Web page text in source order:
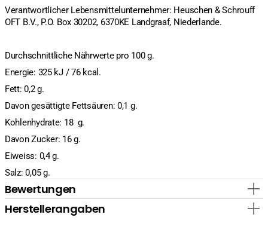
Verantwortlicher Lebensmittelunternehmer: Heuschen & Schrouff
OFT B.V., P.O. Box 30202, 6370KE Landgraaf, Niederlande.
Durchschnittliche Nährwerte pro 100 g.
Energie: 325 kJ / 76 kcal.
Fett: 0,2 g.
Davon gesättigte Fettsäuren: 0,1 g.
Kohlenhydrate: 18 g.
Davon Zucker: 16 g.
Eiweiss: 0,4 g.
Salz: 0,05 g.
Bewertungen
Herstellerangaben